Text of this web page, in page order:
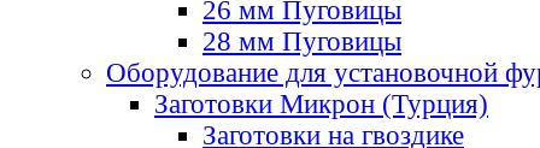
26 мм Пуговицы
28 мм Пуговицы
Оборудование для установочной
Заготовки Микрон (Турция)
Заготовки на гвоздике